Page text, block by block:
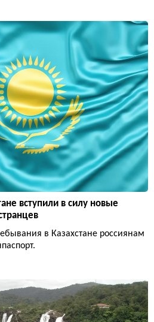
вступили в силу новые
в Казахстане россиянам